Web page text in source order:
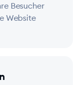
Besucher
Website